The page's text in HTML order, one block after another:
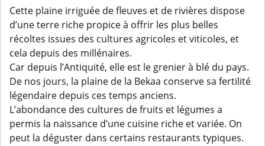
Cette plaine irriguée de fleuves et de rivières dispose
d’une terre riche propice à offrir les plus belles
récoltes issues des cultures agricoles et viticoles, et
cela depuis des millénaires.
Car depuis l’Antiquité, elle est le grenier à blé du pays.
De nos jours, la plaine de la Bekaa conserve sa fertilité
légendaire depuis ces temps anciens.
L’abondance des cultures de fruits et légumes a
permis la naissance d’une cuisine riche et variée. On
peut la déguster dans certains restaurants typiques.